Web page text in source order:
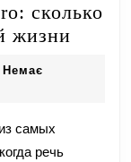
сколько
жизни
Немає
самых
речь